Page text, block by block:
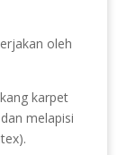
oleh
karpet
melapisi